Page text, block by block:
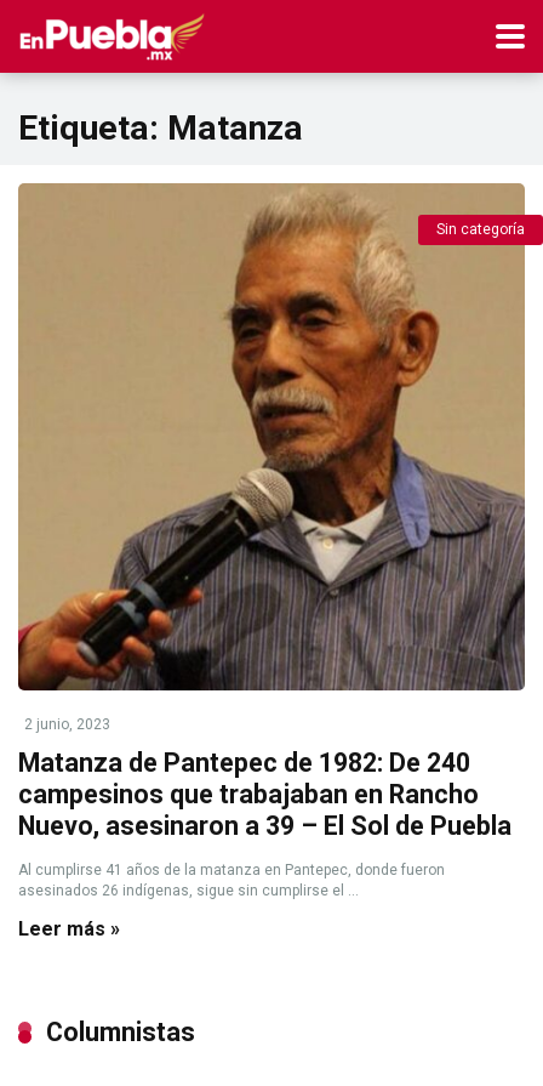
Etiqueta: Matanza
Sin categoría
2 junio, 2023
Matanza de Pantepec de 1982: De 240
campesinos que trabajaban en Rancho
Nuevo, asesinaron a 39 – El Sol de Puebla
Al cumplirse 41 años de la matanza en Pantepec, donde fueron
asesinados 26 indígenas, sigue sin cumplirse el ...
Leer más »
Columnistas